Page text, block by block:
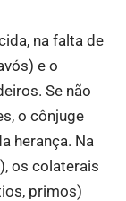
na falta de
e o
Se não
o cônjuge
herança. Na
os colaterais
primos)